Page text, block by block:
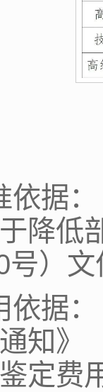
依据
降低
号）文
依据
知》
定费